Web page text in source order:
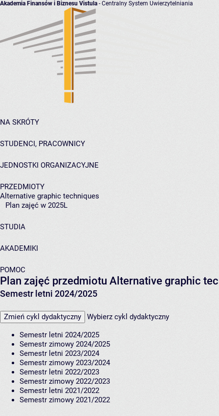
Akademia Finansów i Biznesu Vistula - Centralny System Uwierzytelniania
NA SKRÓTY
STUDENCI, PRACOWNICY
JEDNOSTKI ORGANIZACYJNE
PRZEDMIOTY
Alternative graphic techniques
Plan zajęć w 2025L
STUDIA
AKADEMIKI
POMOC
Plan zajęć przedmiotu Alternative graphic
Semestr letni 2024/2025
Zmień cykl dydaktyczny Wybierz cykl dydaktyczny
Semestr letni 2024/2025
Semestr zimowy 2024/2025
Semestr letni 2023/2024
Semestr zimowy 2023/2024
Semestr letni 2022/2023
Semestr zimowy 2022/2023
Semestr letni 2021/2022
Semestr zimowy 2021/2022